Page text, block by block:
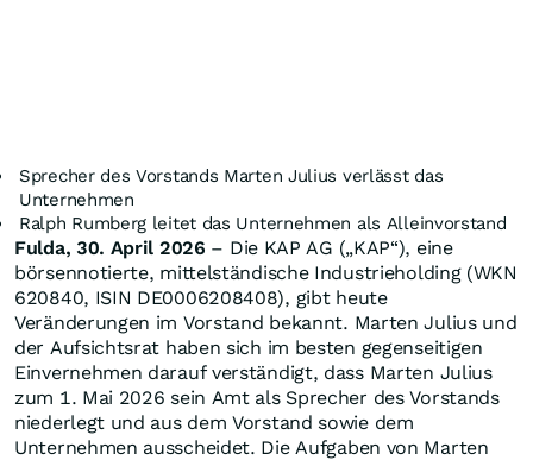
Sprecher des Vorstands Marten Julius verlässt das
Unternehmen
Ralph Rumberg leitet das Unternehmen als Alleinvorstand
Fulda, 30. April 2026 – Die KAP AG („KAP“), eine
börsennotierte, mittelständische Industrieholding (WKN
620840, ISIN DE0006208408), gibt heute
Veränderungen im Vorstand bekannt. Marten Julius und
der Aufsichtsrat haben sich im besten gegenseitigen
Einvernehmen darauf verständigt, dass Marten Julius
zum 1. Mai 2026 sein Amt als Sprecher des Vorstands
niederlegt und aus dem Vorstand sowie dem
Unternehmen ausscheidet. Die Aufgaben von Marten